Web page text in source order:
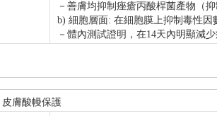
－善膚均抑制痤瘡丙酸桿菌產物（
b) 細胞層面: 在細胞膜上抑制毒性
－體內測試證明，在14天內明顯減
膚酸幔保護